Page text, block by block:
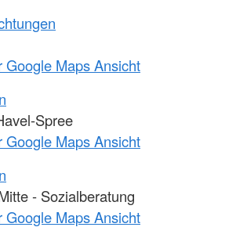
Google Maps Ansicht
Spree
Google Maps Ansicht
- Sozialberatung
Google Maps Ansicht